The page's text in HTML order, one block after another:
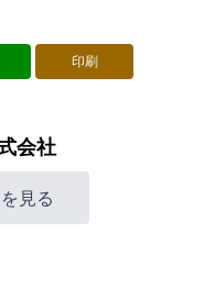
印刷
会社
見る